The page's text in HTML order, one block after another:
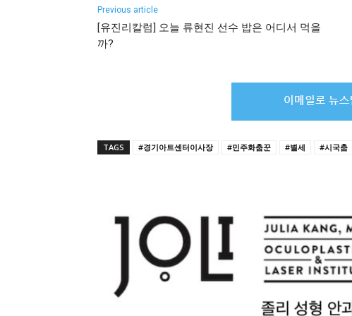
Previous article
[유진리칼럼] 오늘 류현진 선수 밥은 어디서 먹을
까?
TAGS #경기아트센터이사장 #민주화춤꾼 #별세 #시국춤